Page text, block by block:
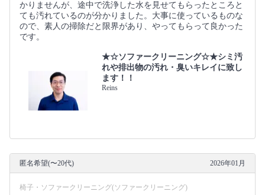
かりませんが、途中で洗浄した水を見せてもらったところと
ても汚れているのが分かりました。大事に使っているものな
ので、素人の掃除だと限界があり、やってもらって良かった
です。
★☆ソファークリーニング☆★シミ汚
れや排出物の汚れ・臭いキレイに致し
ます！！
Reins
匿名希望(〜20代) 2026年01月
椅子・ソファークリーニング(ソファークリーニング)